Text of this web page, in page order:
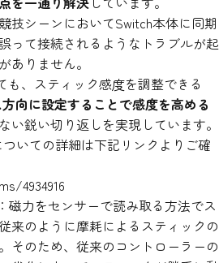
技シーンにおいてSwitch本体に同期
って接続されるようなトラブルが起
ありません。
も、スティック感度を調整できる
向に設定することで感度を高める
い鋭い切り返しを実現しています。
いての詳細は下記リンクよりご確
4934916
： 磁力をセンサーで読み取る方法でス
来のように摩耗によるスティックの
そのため、従来のコントローラーの